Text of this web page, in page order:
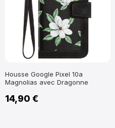
Housse Google Pixel 10a
Magnolias avec Dragonne
14,90 €